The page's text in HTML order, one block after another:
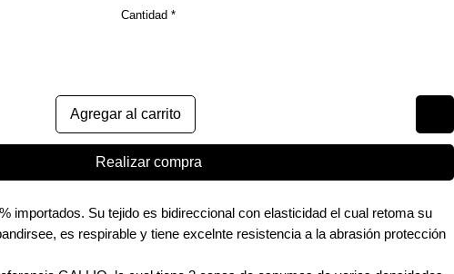
Cantidad *
Agregar al carrito
Realizar compra
importados. Su tejido es bidireccional con elasticidad el cual retoma su
es respirable y tiene excelnte resistencia a la abrasión protección